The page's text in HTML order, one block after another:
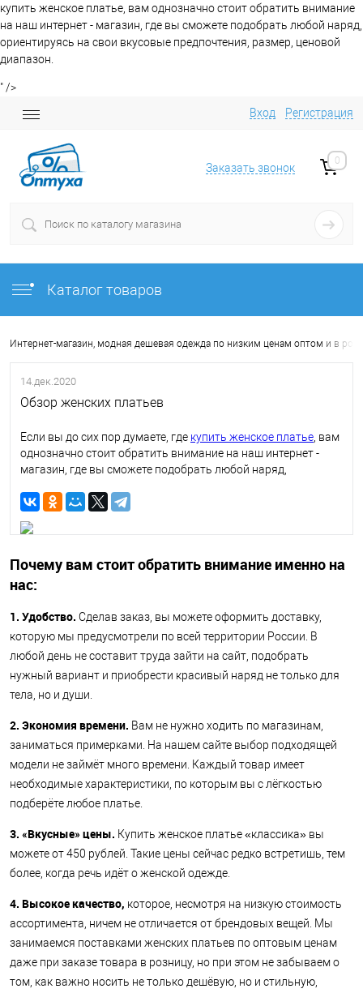
купить женское платье, вам однозначно стоит обратить внимание
на наш интернет - магазин, где вы сможете подобрать любой наряд,
ориентируясь на свои вкусовые предпочтения, размер, ценовой
диапазон.
" />
Вход
Регистрация
Заказать звонок
0
Каталог товаров
Интернет-магазин, модная дешевая одежда по низким ценам оптом и в
14.дек.2020
Обзор женских платьев
Если вы до сих пор думаете, где купить женское платье , вам
однозначно стоит обратить внимание на наш интернет -
магазин, где вы сможете подобрать любой наряд,
ценовой диапазон.
Почему вам стоит обратить внимание именно на
нас:
1. Удобство. Сделав заказ, вы можете оформить доставку,
которую мы предусмотрели по всей территории России. В
любой день не составит труда зайти на сайт, подобрать
нужный вариант и приобрести красивый наряд не только для
тела, но и души.
2. Экономия времени. Вам не нужно ходить по магазинам,
заниматься примерками. На нашем сайте выбор подходящей
модели не займёт много времени. Каждый товар имеет
необходимые характеристики, по которым вы с лёгкостью
подберёте любое платье.
3. «Вкусные» цены. Купить женское платье «классика» вы
можете от 450 рублей. Такие цены сейчас редко встретишь, тем
более, когда речь идёт о женской одежде.
4. Высокое качество, которое, несмотря на низкую стоимость
ассортимента, ничем не отличается от брендовых вещей. Мы
занимаемся поставками женских платьев по оптовым ценам
даже при заказе товара в розницу, но при этом не забываем о
том, как важно носить не только дешёвую, но и стильную,